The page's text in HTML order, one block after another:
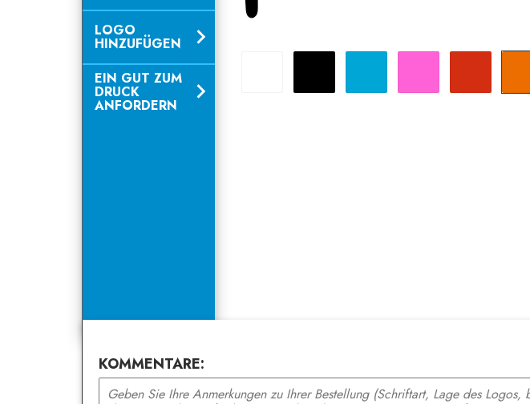
LOGO
HINZUFÜGEN
EIN GUT ZUM
DRUCK
ANFORDERN
Schwarz Himmelblau Pink
KOMMENTARE: